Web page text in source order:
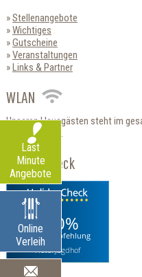
Stellenangebote
Wichtiges
Gutscheine
Veranstaltungen
Links & Partner
WLAN
Unseren Hausgästen steht im
zur Verfügung.
HolidayCheck
100%
Weiterempfehlung
Hotel Jagdhof
Online
Verleih
Last
Minute
Angebote